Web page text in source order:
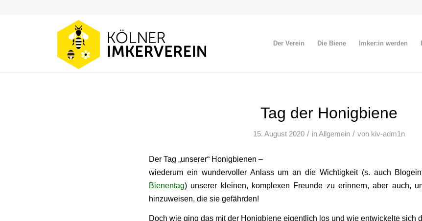
Der Verein Die Biene Imker:in werden
Tag der Honigbiene
15. August 2020 / inAllgemein / von kiv-adm1n
Der Tag „unserer“ Honigbienen –
wiederum ein wundervoller Anlass um an die Wichtigkeit (s. auch
Bienentag) unserer kleinen, komplexen Freunde zu erinnern, aber auch,
hinzuweisen, die sie gefährden!
Doch wie ging das mit der Honigbiene eigentlich los und wie entwickelte sich